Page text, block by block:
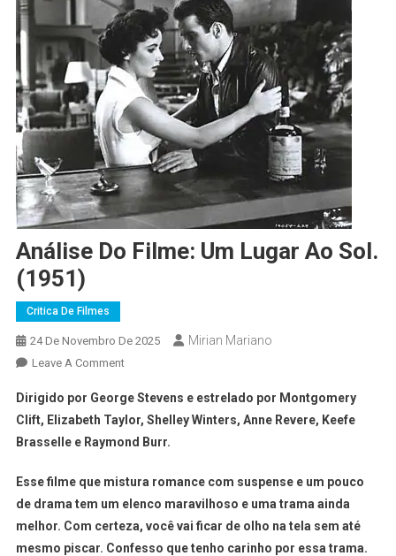
Análise Do Filme: Um Lugar Ao Sol.
(1951)
Critica De Filmes
24 De Novembro De 2025 Mirian Mariano
Leave A Comment
Dirigido por George Stevens e estrelado por Montgomery
Clift, Elizabeth Taylor, Shelley Winters, Anne Revere, Keefe
Brasselle e Raymond Burr.
Esse filme que mistura romance com suspense e um pouco
de drama tem um elenco maravilhoso e uma trama ainda
melhor. Com certeza, você vai ficar de olho na tela sem até
mesmo piscar. Confesso que tenho carinho por essa trama.